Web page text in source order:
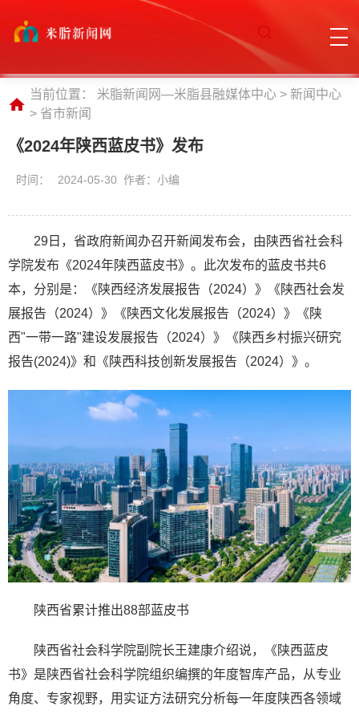
当前位置： 米脂新闻网—米脂县融媒体中心 > 新闻中心
> 省市新闻
《2024年陕西蓝皮书》发布
时间： 2024-05-30 作者：小编
29日，省政府新闻办召开新闻发布会，由陕西省社会科
学院发布《2024年陕西蓝皮书》。此次发布的蓝皮书共6
本，分别是：《陕西经济发展报告（2024）》《陕西社会发
展报告（2024）》《陕西文化发展报告（2024）》《陕
西"一带一路"建设发展报告（2024）》《陕西乡村振兴研究
报告(2024)》和《陕西科技创新发展报告（2024）》。
陕西省累计推出88部蓝皮书
陕西省社会科学院副院长王建康介绍说，《陕西蓝皮
书》是陕西省社会科学院组织编撰的年度智库产品，从专业
角度、专家视野，用实证方法研究分析每一年度陕西各领域